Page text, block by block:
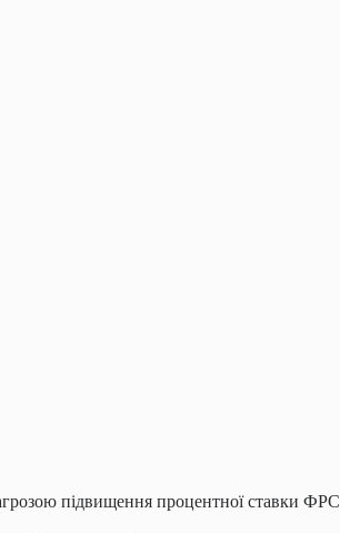
підвищення процентної ставки ФРС